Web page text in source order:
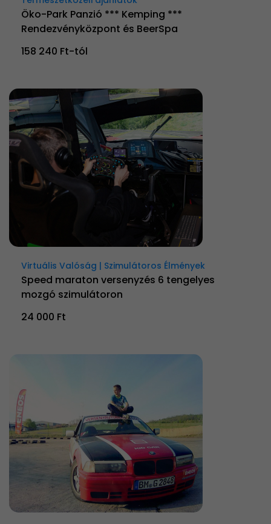
Öko-Park Panzió *** Kemping ***
Rendezvényközpont és BeerSpa
158 240 Ft-tól
Virtuális Valóság | Szimulátoros Élmények
Speed maraton versenyzés 6 tengelyes
mozgó szimulátoron
24 000 Ft